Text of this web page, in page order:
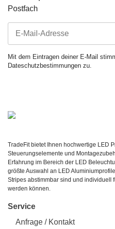
Postfach
Mit dem Eintragen deiner E-Mail
Dateschutzbestimmungen zu.
TradeFit bietet Ihnen hochwertige LED
Steuerungselemente und
Erfahrung im Bereich der LED
größte Auswahl an LED
Stripes abstimmbar sind und individuell
werden können.
Service
Anfrage / Kontakt